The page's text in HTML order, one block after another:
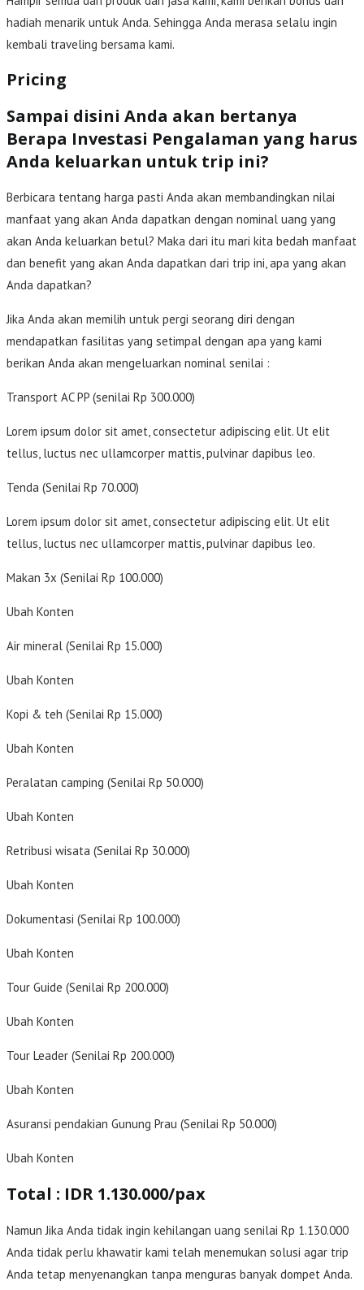
hadiah menarik untuk Anda. Sehingga Anda merasa selalu ingin
kembali traveling bersama kami.
Pricing
Sampai disini Anda akan bertanya
Berapa Investasi Pengalaman yang harus
Anda keluarkan untuk trip ini?
Berbicara tentang harga pasti Anda akan membandingkan nilai
manfaat yang akan Anda dapatkan dengan nominal uang yang
akan Anda keluarkan betul? Maka dari itu mari kita bedah manfaat
dan benefit yang akan Anda dapatkan dari trip ini, apa yang akan
Anda dapatkan?
Jika Anda akan memilih untuk pergi seorang diri dengan
mendapatkan fasilitas yang setimpal dengan apa yang kami
berikan Anda akan mengeluarkan nominal senilai :
Transport AC PP (senilai Rp 300.000)
Lorem ipsum dolor sit amet, consectetur adipiscing elit. Ut elit
tellus, luctus nec ullamcorper mattis, pulvinar dapibus leo.
Tenda (Senilai Rp 70.000)
Lorem ipsum dolor sit amet, consectetur adipiscing elit. Ut elit
tellus, luctus nec ullamcorper mattis, pulvinar dapibus leo.
Makan 3x (Senilai Rp 100.000)
Ubah Konten
Air mineral (Senilai Rp 15.000)
Ubah Konten
Kopi & teh (Senilai Rp 15.000)
Ubah Konten
Peralatan camping (Senilai Rp 50.000)
Ubah Konten
Retribusi wisata (Senilai Rp 30.000)
Ubah Konten
Dokumentasi (Senilai Rp 100.000)
Ubah Konten
Tour Guide (Senilai Rp 200.000)
Ubah Konten
Tour Leader (Senilai Rp 200.000)
Ubah Konten
Asuransi pendakian Gunung Prau (Senilai Rp 50.000)
Ubah Konten
Total : IDR 1.130.000/pax
Namun Jika Anda tidak ingin kehilangan uang senilai Rp 1.130.000
Anda tidak perlu khawatir kami telah menemukan solusi agar trip
Anda tetap menyenangkan tanpa menguras banyak dompet Anda.